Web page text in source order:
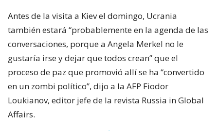
Antes de la visita a Kiev el domingo, Ucrania
también estará “probablemente en la agenda de las
conversaciones, porque a Angela Merkel no le
gustaría irse y dejar que todos crean” que el
proceso de paz que promovió allí se ha “convertido
en un zombi político”, dijo a la AFP Fiodor
Loukianov, editor jefe de la revista Russia in Global
Affairs.